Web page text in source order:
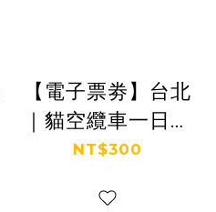
【電子票劵】台北
｜貓空纜車一日票
Ⓕ
NT$300